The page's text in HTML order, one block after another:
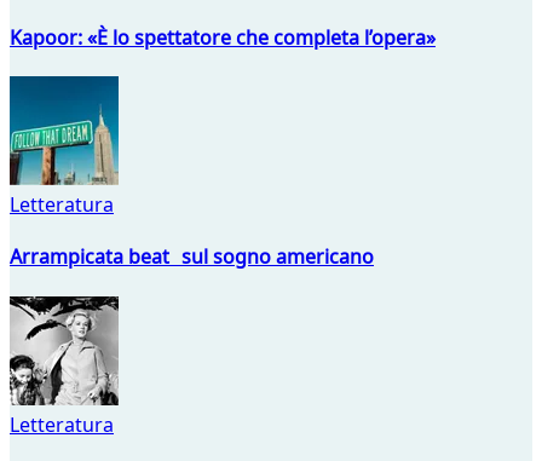
Kapoor: «È lo spettatore che completa l’opera»
Letteratura
Arrampicata beat sul sogno americano
Letteratura